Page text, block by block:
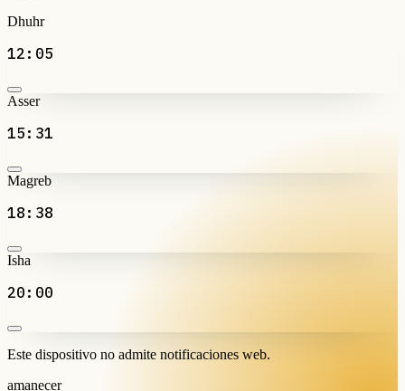
Dhuhr
12:05
Asser
15:31
Magreb
18:38
Isha
20:00
Este dispositivo no admite notificaciones web.
amanecer